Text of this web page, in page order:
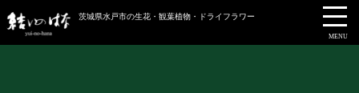
茨城県水戸市の生花・観葉植物・ドライフラワー
MENU